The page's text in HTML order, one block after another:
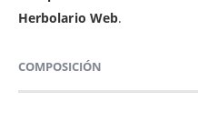
Herbolario Web.
COMPOSICIÓN